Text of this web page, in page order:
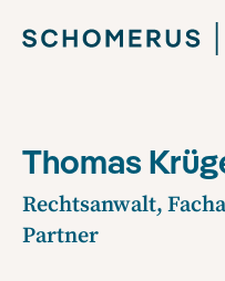
Thomas
Rechtsanwalt,
Partner